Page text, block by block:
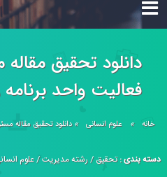
دانلود تحقیق
فعالیت واحد
خانه » علوم انسانی »دانلود تحقیق مقاله
دسته بندی :تحقیق/رشته مدیریت/علوم